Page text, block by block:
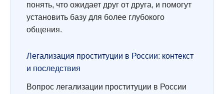
понять, что ожидает друг от друга, и помогут
установить базу для более глубокого
общения.
Легализация проституции в России: контекст
и последствия
Вопрос легализации проституции в России